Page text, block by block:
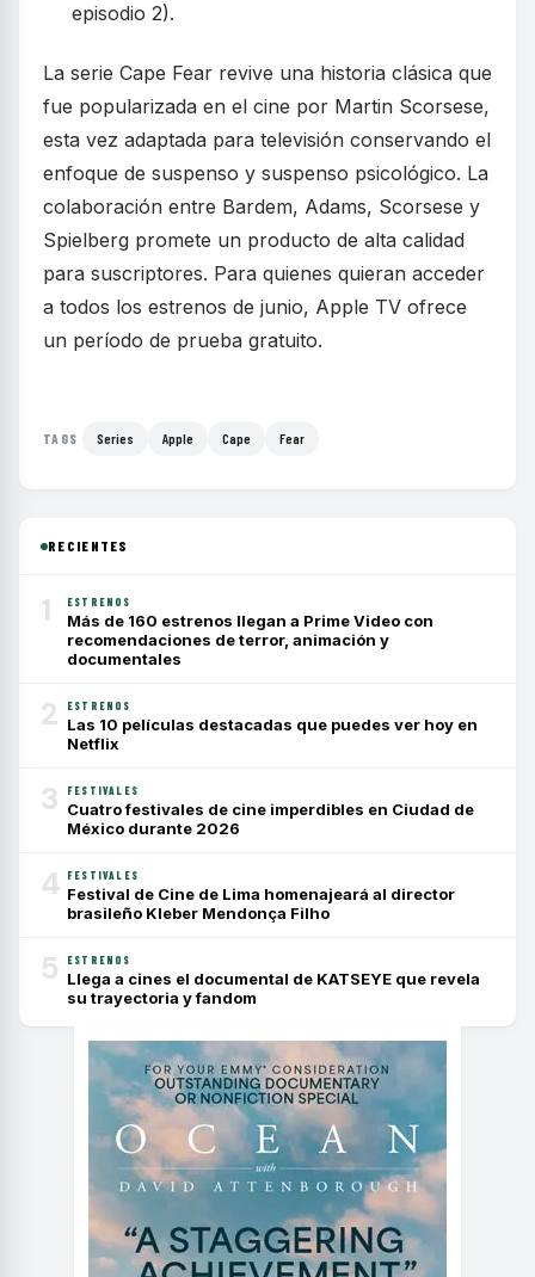
episodio 2).
La serie Cape Fear revive una historia clásica que
fue popularizada en el cine por Martin Scorsese,
esta vez adaptada para televisión conservando el
enfoque de suspenso y suspenso psicológico. La
colaboración entre Bardem, Adams, Scorsese y
Spielberg promete un producto de alta calidad
para suscriptores. Para quienes quieran acceder
a todos los estrenos de junio, Apple TV ofrece
un período de prueba gratuito.
TAGS Series Apple Cape Fear
RECIENTES
1 ESTRENOS
Más de 160 estrenos llegan a Prime Video con
recomendaciones de terror, animación y
documentales
2 ESTRENOS
Las 10 películas destacadas que puedes ver hoy en
Netflix
3 FESTIVALES
Cuatro festivales de cine imperdibles en Ciudad de
México durante 2026
4 FESTIVALES
Festival de Cine de Lima homenajeará al director
brasileño Kleber Mendonça Filho
5 ESTRENOS
Llega a cines el documental de KATSEYE que revela
su trayectoria y fandom